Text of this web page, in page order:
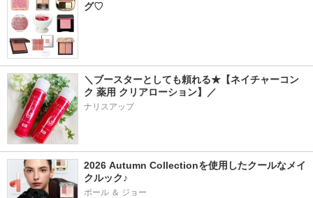
グ♡
＼ブースターとしても頼れる★【ネイチャーコン
ク 薬用 クリアローション】／
ナリスアップ
2026 Autumn Collectionを使用したクールなメイ
クルック♪
ポール ＆ ジョー